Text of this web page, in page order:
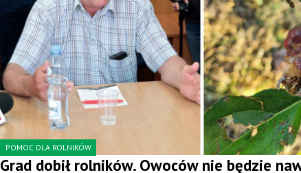
POMOC DLA ROLNIKÓW
Grad dobił rolników. Owoców nie będzie